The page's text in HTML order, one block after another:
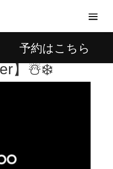
予約はこちら
】☃️❄️